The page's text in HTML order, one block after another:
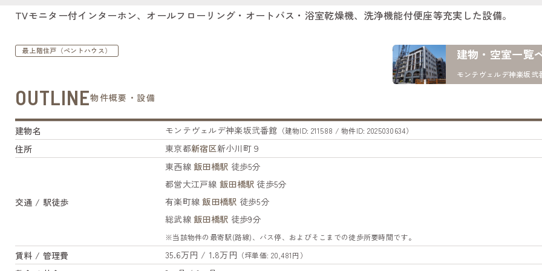
TVモニター付インターホン、オールフローリング・オートバス・浴室乾燥機、洗浄機能付便座等充実した設備。
最上階住戸（ペントハウス） 建物・空室一覧
モンテヴェルデ神楽坂弐
OUTLINE物件概要・設備
建物名 モンテヴェルデ神楽坂弐番館 （建物ID: 211588 / 物件ID: 2025030634）
住所 東京都新宿区新小川町９
交通 / 駅徒歩
東西線飯田橋駅 徒歩5分
都営大江戸線 飯田橋駅 徒歩5分
有楽町線飯田橋駅 徒歩5分
総武線飯田橋駅 徒歩9分
※当該物件の最寄駅(路線)、バス停、およびそこまでの徒歩所要時間です。
賃料 / 管理費 35.6万円 / 1.8万円 （坪単価: 20,481円）